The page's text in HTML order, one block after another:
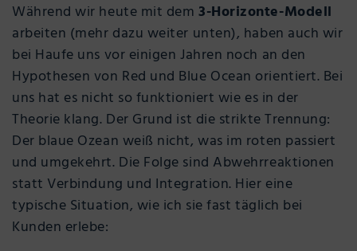
Während wir heute mit dem3-Horizonte-Modell
arbeiten (mehr dazu weiter unten), haben auch wir
bei Haufe uns vor einigen Jahren noch an den
Hypothesen von Red und Blue Ocean orientiert. Bei
uns hat es nicht so funktioniert wie es in der
Theorie klang. Der Grund ist die strikte Trennung:
Der blaue Ozean weiß nicht, was im roten passiert
und umgekehrt. Die Folge sind Abwehrreaktionen
statt Verbindung und Integration. Hier eine
typische Situation, wie ich sie fast täglich bei
Kunden erlebe: